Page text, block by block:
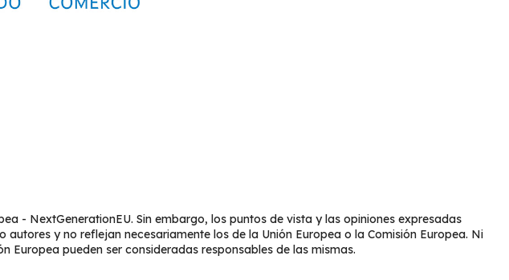
- NextGenerationEU. Sin embargo, los puntos de vista y las opiniones expresadas
autores y no reflejan necesariamente los de la Unión Europea o la Comisión Europea. Ni
Europea pueden ser consideradas responsables de las mismas.